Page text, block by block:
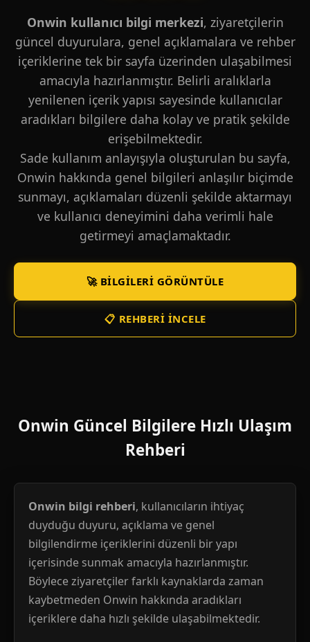
Onwin kullanıcı bilgi merkezi, ziyaretçilerin
güncel duyurulara, genel açıklamalara ve rehber
içeriklerine tek bir sayfa üzerinden ulaşabilmesi
amacıyla hazırlanmıştır. Belirli aralıklarla
yenilenen içerik yapısı sayesinde kullanıcılar
aradıkları bilgilere daha kolay ve pratik şekilde
erişebilmektedir.
Sade kullanım anlayışıyla oluşturulan bu sayfa,
Onwin hakkında genel bilgileri anlaşılır biçimde
sunmayı, açıklamaları düzenli şekilde aktarmayı
ve kullanıcı deneyimini daha verimli hale
getirmeyi amaçlamaktadır.
🚀 BILGILERI GÖRÜNTÜLE
📋 REHBERI İNCELE
Onwin Güncel Bilgilere Hızlı Ulaşım
Rehberi
Onwin bilgi rehberi, kullanıcıların ihtiyaç
duyduğu duyuru, açıklama ve genel
bilgilendirme içeriklerini düzenli bir yapı
içerisinde sunmak amacıyla hazırlanmıştır.
Böylece ziyaretçiler farklı kaynaklarda zaman
kaybetmeden Onwin hakkında aradıkları
içeriklere daha hızlı şekilde ulaşabilmektedir.